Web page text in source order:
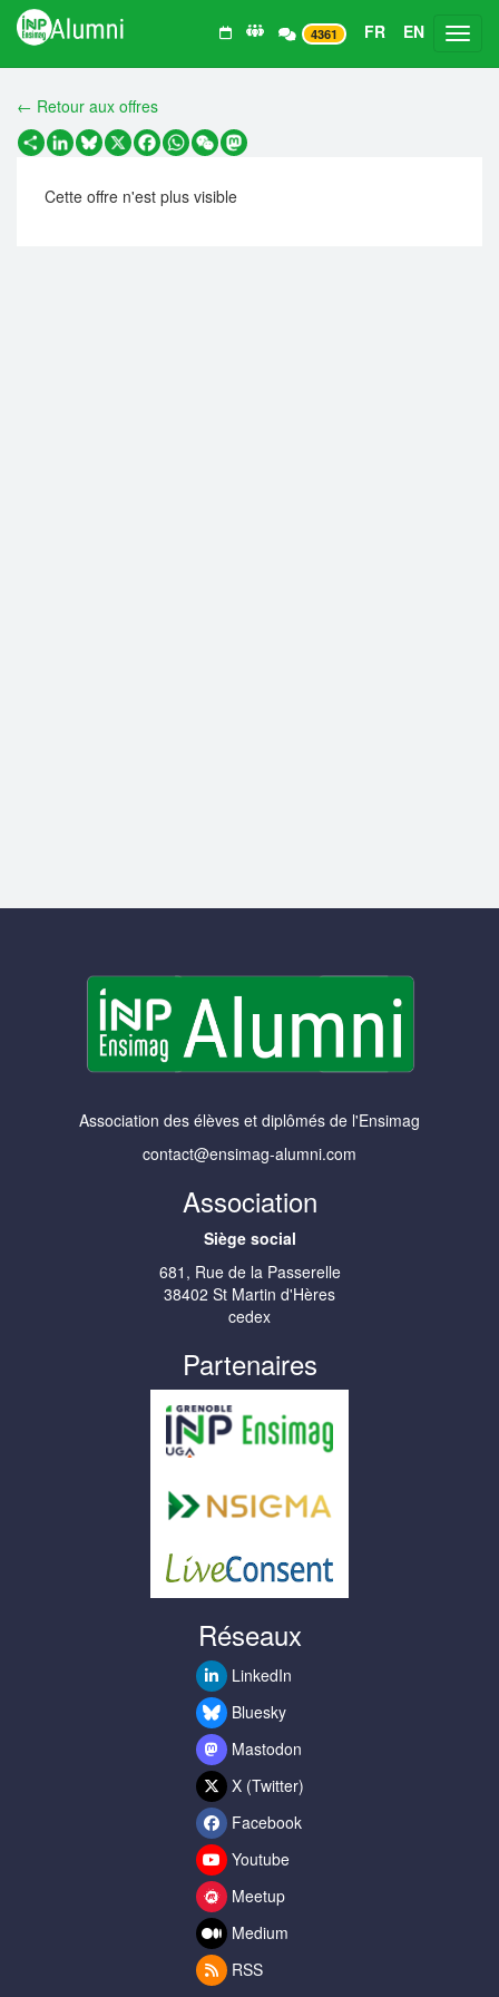
4361 FR EN
← Retour aux offres
PartagerLinkedIn
Bluesky
X Facebook
WhatsApp
WeChatMastodon
Cette offre n'est plus visible
Association des élèves et diplômés de l'Ensimag
contact@ensimag-alumni.com
Association
Siège social
681, Rue de la Passerelle
38402 St Martin d'Hères
cedex
Partenaires
Réseaux
LinkedIn
Bluesky
Mastodon
X (Twitter)
Facebook
Youtube
Meetup
Medium
RSS